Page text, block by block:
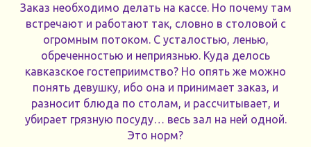
Заказ необходимо делать на кассе. Но почему там
встречают и работают так, словно в столовой с
огромным потоком. С усталостью, ленью,
обреченностью и неприязнью. Куда делось
кавказское гостеприимство? Но опять же можно
понять девушку, ибо она и принимает заказ, и
разносит блюда по столам, и рассчитывает, и
убирает грязную посуду… весь зал на ней одной.
Это норм?